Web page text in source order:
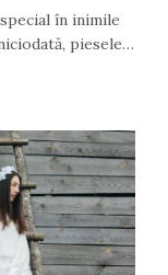
în inimile
piesele…